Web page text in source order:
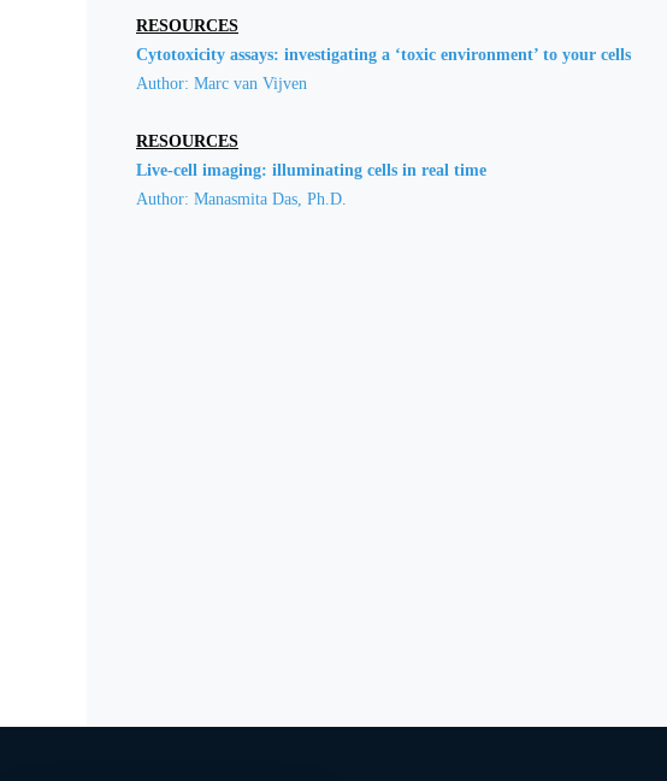
RESOURCES
Cytotoxicity assays: investigating a ‘toxic environment’ to your cells
Author: Marc van Vijven
RESOURCES
Live-cell imaging: illuminating cells in real time
Author: Manasmita Das, Ph.D.